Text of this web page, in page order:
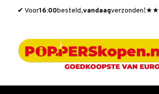
✔ Voor16:00besteld,vandaagverzonden!